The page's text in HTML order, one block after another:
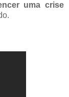
uma crise